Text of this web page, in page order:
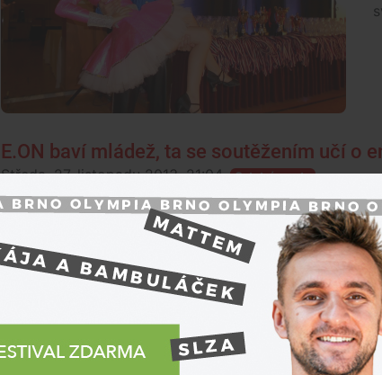
E.ON baví mládež, ta se soutěžením učí o
Středa, 27. listopadu 2013, 21:04 Ostatní sporty